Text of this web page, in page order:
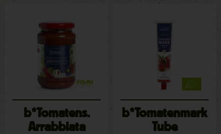
b*Tomatens.
Arrabbiata
b*Tomatenmark
Tube